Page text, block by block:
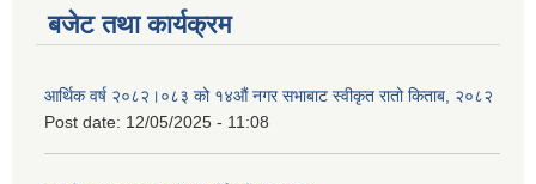
बजेट तथा कार्यक्रम
आर्थिक वर्ष २०८२।०८३ को १४औं नगर सभाबाट स्वीकृत रातो किताब, २०८२
Post date: 12/05/2025 - 11:08